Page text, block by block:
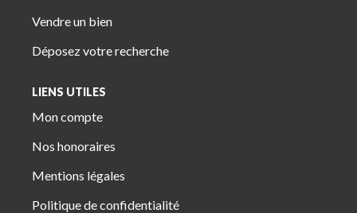
Vendre un bien
Déposez votre recherche
LIENS UTILES
Mon compte
Nos honoraires
Mentions légales
Politique de confidentialité